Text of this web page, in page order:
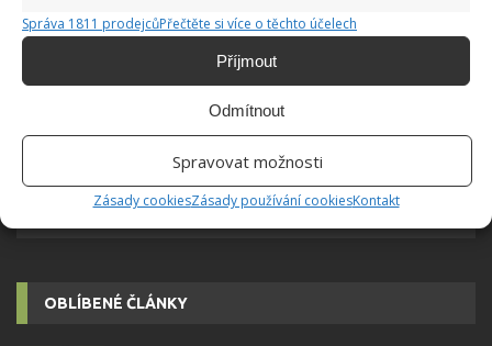
Správa 1811 prodejcůPřečtěte si více o těchto účelech
Příjmout
Odmítnout
Spravovat možnosti
Zásady cookiesZásady používání cookiesKontakt
OBLÍBENÉ ČLÁNKY